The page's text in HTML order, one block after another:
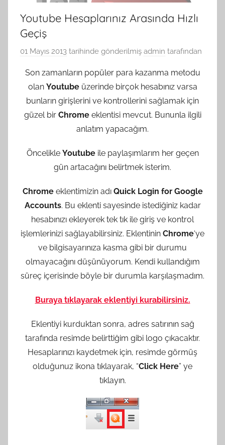
Youtube Hesaplarınız Arasında Hızlı
Geçiş
01 Mayıs 2013 tarihinde gönderilmiş admin tarafından
Son zamanların popüler para kazanma metodu
olan Youtubeüzerinde birçok hesabınız varsa
bunların girişlerini ve kontrollerini sağlamak için
güzel bir Chromeeklentisi mevcut. Bununla ilgili
anlatım yapacağım.
Öncelikle Youtubeile paylaşımlarım her geçen
gün artacağını belirtmek isterim.
Chromeeklentimizin adı Quick Login for Google
Accounts. Bu eklenti sayesinde istediğiniz kadar
hesabınızı ekleyerek tek tık ile giriş ve kontrol
işlemlerinizi sağlayabilirsiniz. Eklentinin Chrome‘ye
ve bilgisayarınıza kasma gibi bir durumu
olmayacağını düşünüyorum. Kendi kullandığım
süreç içerisinde böyle bir durumla karşılaşmadım.
Buraya tıklayarak eklentiyi kurabilirsiniz.
Eklentiyi kurduktan sonra, adres satırının sağ
tarafında resimde belirttiğim gibi logo çıkacaktır.
Hesaplarınızı kaydetmek için, resimde görmüş
olduğunuz ikona tıklayarak, “Click Here” ye
tıklayın.